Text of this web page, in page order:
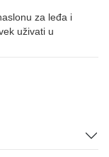
za leđa i
uživati u